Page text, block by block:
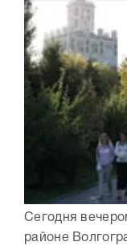
Сегодня
районе